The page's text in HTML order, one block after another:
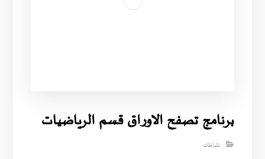
برنامج تصفح الاوراق قسم الرياضيات
نشاطات